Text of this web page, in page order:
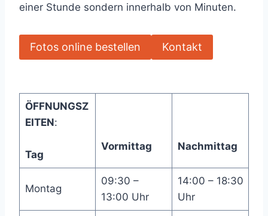
einer Stunde sondern innerhalb von Minuten.
Fotos online bestellen Kontakt
ÖFFNUNGSZ
EITEN:
Tag
Vormittag Nachmittag
Montag
09:30 –
13:00 Uhr
14:00 – 18:30
Uhr